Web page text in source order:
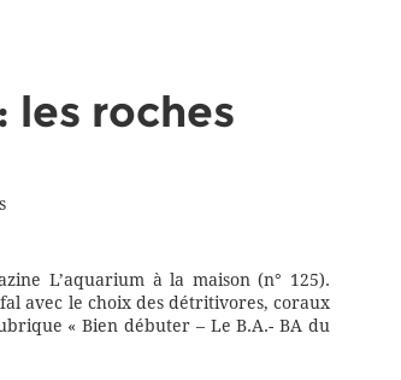
les roches
L’aquarium à la maison (n° 125).
avec le choix des détritivores, coraux
« Bien débuter – Le B.A.- BA du